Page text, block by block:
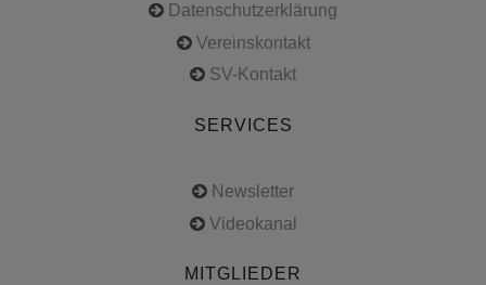
Datenschutzerklärung
Vereinskontakt
SV-Kontakt
SERVICES
Newsletter
Videokanal
MITGLIEDER